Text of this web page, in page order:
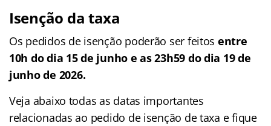
Isenção da taxa
Os pedidos de isenção poderão ser feitos entre
10h do dia 15 de junho e as 23h59 do dia 19 de
junho de 2026.
Veja abaixo todas as datas importantes
relacionadas ao pedido de isenção de taxa e fique